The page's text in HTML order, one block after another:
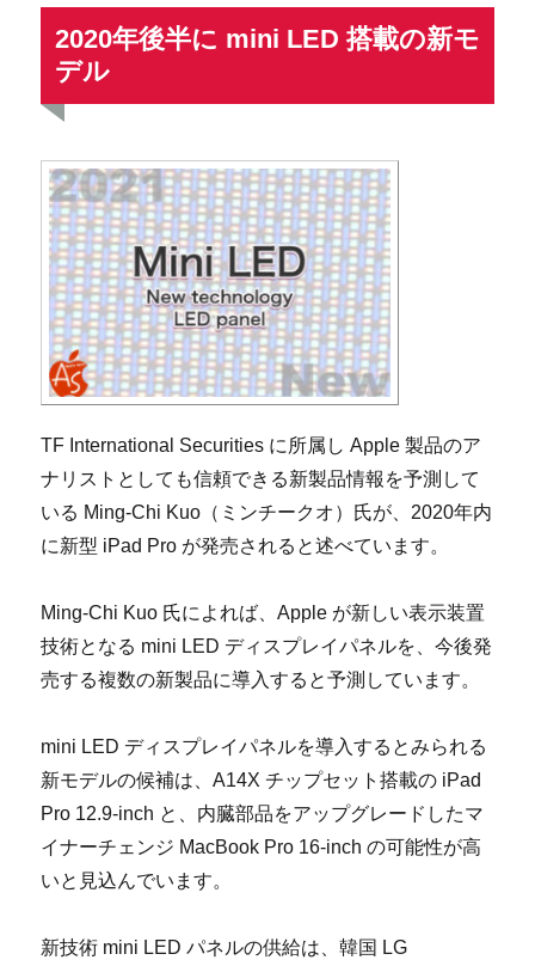
2020年後半に mini LED 搭載の新モ
デル
TF International Securities に所属し Apple 製品のア
ナリストとしても信頼できる新製品情報を予測して
いる Ming-Chi Kuo（ミンチークオ）氏が、2020年内
に新型 iPad Pro が発売されると述べています。
Ming-Chi Kuo 氏によれば、Apple が新しい表示装置
技術となる mini LED ディスプレイパネルを、今後発
売する複数の新製品に導入すると予測しています。
mini LED ディスプレイパネルを導入するとみられる
新モデルの候補は、A14X チップセット搭載の iPad
Pro 12.9-inch と、内臓部品をアップグレードしたマ
イナーチェンジ MacBook Pro 16-inch の可能性が高
いと見込んでいます。
新技術 mini LED パネルの供給は、韓国 LG